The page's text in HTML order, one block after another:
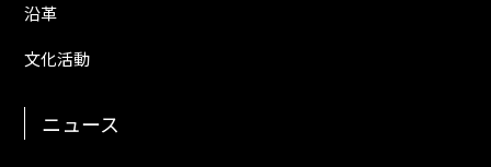
沿革
文化活動
ニュース